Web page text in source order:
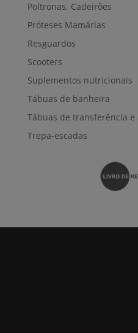
Poltronas, Cadeirões
Próteses Mamárias
Resguardos
Scooters
Suplementos nutricionais
Tábuas de banheira
Tábuas de transferência e
Trepa-escadas